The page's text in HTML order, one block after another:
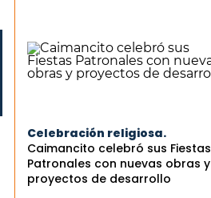
Celebración religiosa.
Caimancito celebró sus Fiestas
Patronales con nuevas obras y
proyectos de desarrollo